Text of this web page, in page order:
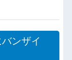
ンザイ